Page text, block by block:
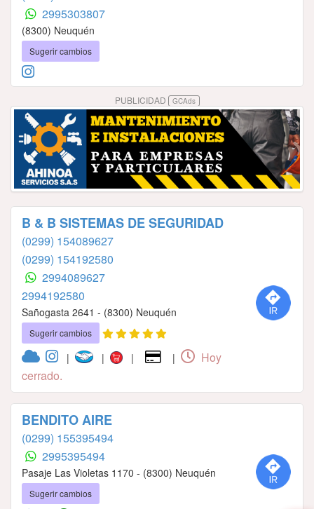
2995303807
(8300) Neuquén
Sugerir cambios
PUBLICIDAD GCAds
B & B SISTEMAS DE SEGURIDAD
(0299) 154089627
(0299) 154192580
2994089627
2994192580
Sañogasta 2641 - (8300) Neuquén
Sugerir cambios
| | | |
Hoy
cerrado.
BENDITO AIRE
(0299) 155395494
2995395494
Pasaje Las Violetas 1170 - (8300) Neuquén
Sugerir cambios